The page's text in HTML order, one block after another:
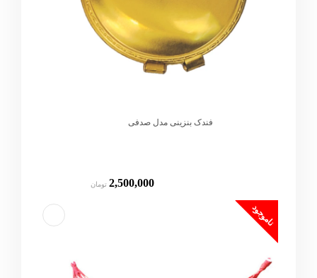
فندک بنزینی مدل صدفی
2,500,000 تومان
ناموجود